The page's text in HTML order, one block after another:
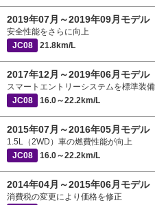
2019年07月～2019年09月モデル
安全性能をさらに向上
JC08
21.8km/L
2017年12月～2019年06月モデル
スマートエントリーシステムを標準装備
JC08
16.0～22.2km/L
2015年07月～2016年05月モデル
1.5L（2WD）車の燃費性能が向上
JC08
16.0～22.2km/L
2014年04月～2015年06月モデル
消費税の変更により価格を修正